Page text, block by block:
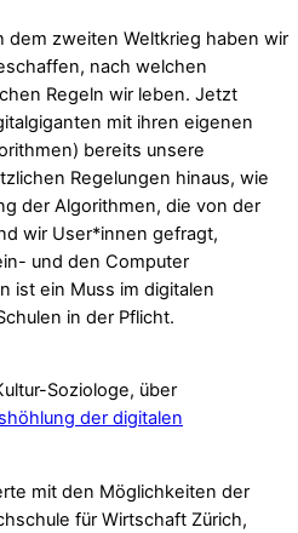
dem zweiten Weltkrieg haben wir
nach welchen
Regeln wir leben. Jetzt
mit ihren eigenen
bereits unsere
Regelungen hinaus, wie
der Algorithmen, die von der
wir User*innen gefragt,
und den Computer
ist ein Muss im digitalen
in der Pflicht.
Soziologe, über
der digitalen
mit den Möglichkeiten der
für Wirtschaft Zürich,